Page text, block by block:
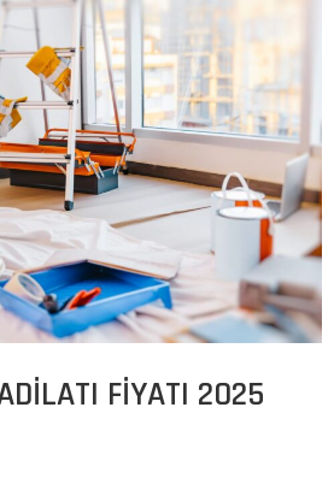
FIYATI 2025